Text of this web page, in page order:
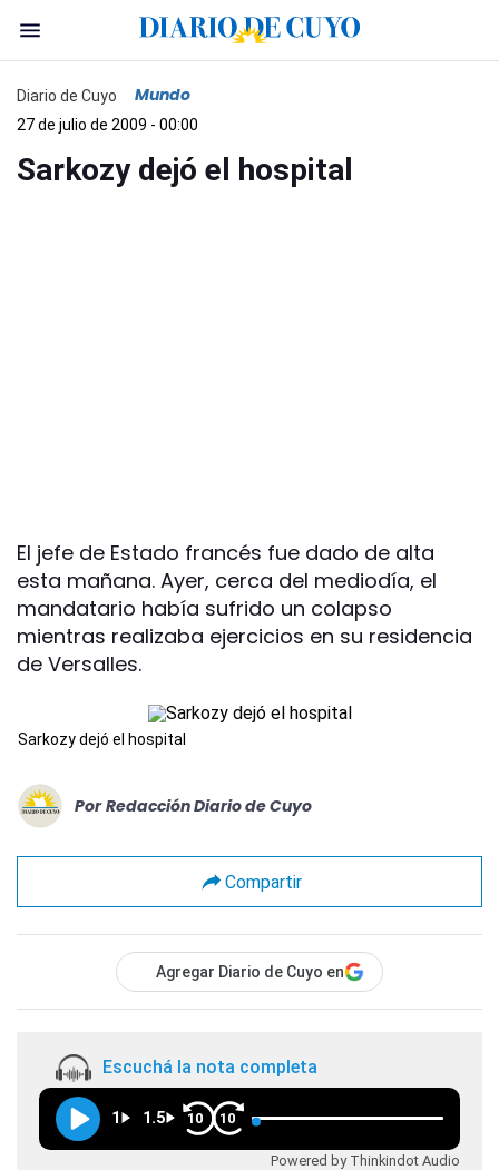
Diario de Cuyo Mundo
27 de julio de 2009 - 00:00
Sarkozy dejó el hospital
El jefe de Estado francés fue dado de alta
esta mañana. Ayer, cerca del mediodía, el
mandatario había sufrido un colapso
mientras realizaba ejercicios en su residencia
de Versalles.
Sarkozy dejó el hospital
Por Redacción Diario de Cuyo
Compartir
Agregar Diario de Cuyo en
Escuchá la nota completa
1 1.5 10 10
Powered by Thinkindot Audio